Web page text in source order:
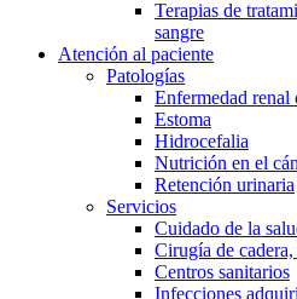
Terapias de
sangre
Atención al paciente
Patologías
Enfermedad renal
Estoma
Hidrocefalia
Nutrición en el
Retención urinaria
Servicios
Cuidado de la
Cirugía de
Centros sanitarios
Infecciones